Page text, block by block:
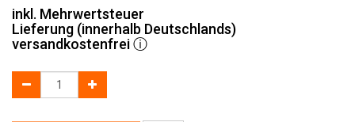
inkl. Mehrwertsteuer
Lieferung (innerhalb Deutschlands)
versandkostenfreiⓘ